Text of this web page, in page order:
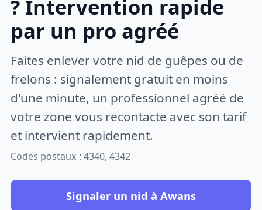
? Intervention rapide
par un pro agréé
Faites enlever votre nid de guêpes ou de
frelons : signalement gratuit en moins
d'une minute, un professionnel agréé de
votre zone vous recontacte avec son tarif
et intervient rapidement.
Codes postaux : 4340, 4342
Signaler un nid à Awans